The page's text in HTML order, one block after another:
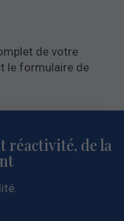
de votre
le formulaire de
réactivité, de la